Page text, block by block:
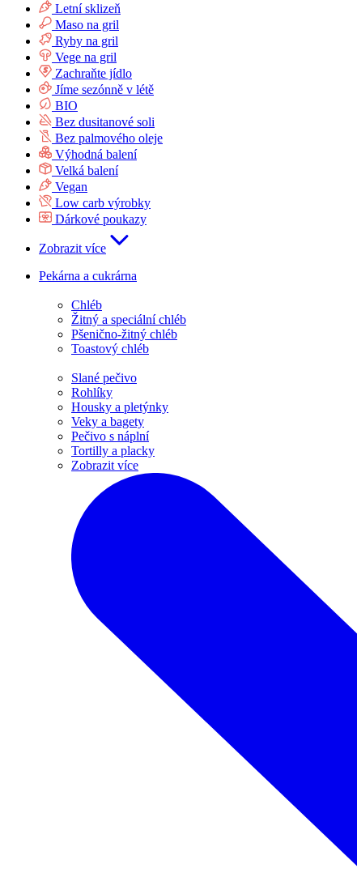
Letní sklizeň
Maso na gril
Ryby na gril
Vege na gril
Zachraňte jídlo
Jíme sezónně v létě
BIO
Bez dusitanové soli
Bez palmového oleje
Výhodná balení
Velká balení
Vegan
Low carb výrobky
Dárkové poukazy
Zobrazit více
Pekárna a cukrárna
Chléb
Žitný a speciální chléb
Pšenično-žitný chléb
Toastový chléb
Slané pečivo
Rohlíky
Housky a pletýnky
Veky a bagety
Pečivo s náplní
Tortilly a placky
Zobrazit více